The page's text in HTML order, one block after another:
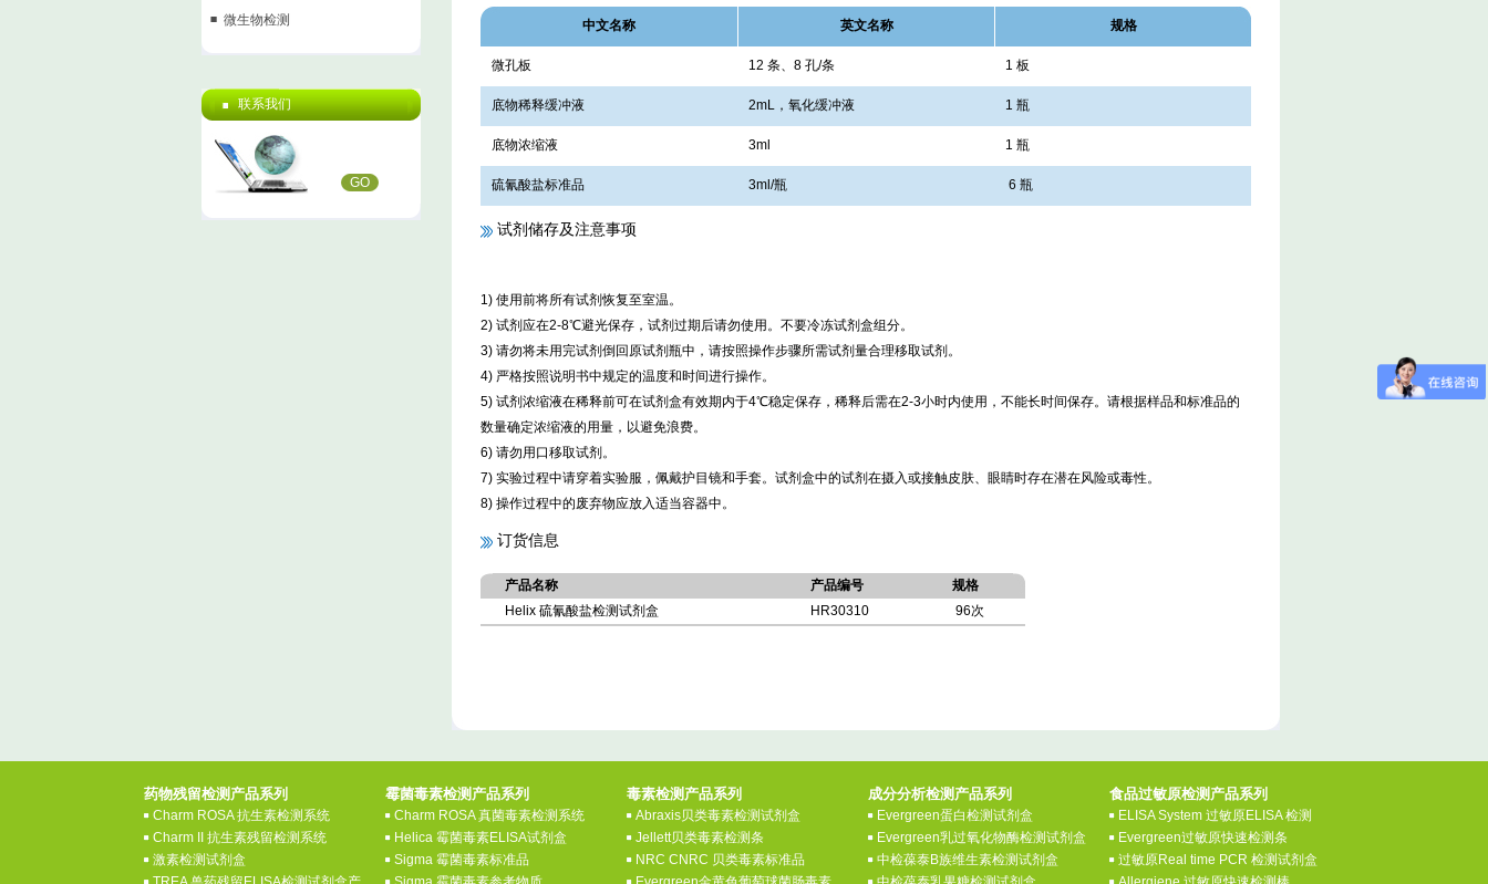
微生物检测
联系我们
GO
中文名称 英文名称 规格
微孔板 12 条、8 孔/条 1 板
底物稀释缓冲液 2mL，氧化缓冲液 1 瓶
底物浓缩液 3ml 1 瓶
硫氰酸盐标准品 3ml/瓶 6 瓶
试剂储存及注意事项
1) 使用前将所有试剂恢复至室温。
2) 试剂应在2-8℃避光保存，试剂过期后请勿使用。不要冷冻试剂盒组分。
3) 请勿将未用完试剂倒回原试剂瓶中，请按照操作步骤所需试剂量合理移取试剂。
4) 严格按照说明书中规定的温度和时间进行操作。
5) 试剂浓缩液在稀释前可在试剂盒有效期内于4℃稳定保存，稀释后需在2-3小时内使用，不能长时间保存。请根据样品和标准品的
数量确定浓缩液的用量，以避免浪费。
6) 请勿用口移取试剂。
7) 实验过程中请穿着实验服，佩戴护目镜和手套。试剂盒中的试剂在摄入或接触皮肤、眼睛时存在潜在风险或毒性。
8) 操作过程中的废弃物应放入适当容器中。
订货信息
产品名称 产品编号
规格
Helix 硫氰酸盐检测试剂盒
HR30310 96次
药物残留检测产品系列
Charm ROSA 抗生素检测系统
Charm II 抗生素残留检测系统
激素检测试剂盒
霉菌毒素检测产品系列
Charm ROSA 真菌毒素检测系统
Helica 霉菌毒素ELISA试剂盒
Sigma 霉菌毒素标准品
毒素检测产品系列
Abraxis贝类毒素检测试剂盒
Jellett贝类毒素检测条
NRC CNRC 贝类毒素标准品
成分分析检测产品系列
Evergreen蛋白检测试剂盒
Evergreen乳过氧化物酶检测试剂盒
中检葆泰B族维生素检测试剂盒
食品过敏原检测产品系列
ELISA System 过敏原ELISA 检测
Evergreen过敏原快速检测条
过敏原Real time PCR 检测试剂盒